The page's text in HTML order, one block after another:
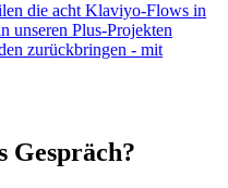
die acht Klaviyo-Flows in
unseren Plus-Projekten
zurückbringen - mit
Gespräch?